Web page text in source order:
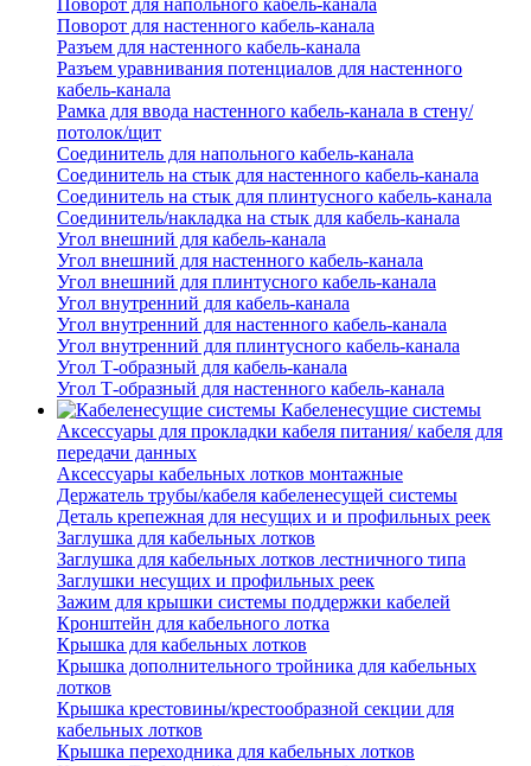
Поворот для напольного кабель-канала
Поворот для настенного кабель-канала
Разъем для настенного кабель-канала
Разъем уравнивания потенциалов для настенного
кабель-канала
Рамка для ввода настенного кабель-канала в стену/
потолок/щит
Соединитель для напольного кабель-канала
Соединитель на стык для настенного кабель-канала
Соединитель на стык для плинтусного кабель-канала
Соединитель/накладка на стык для кабель-канала
Угол внешний для кабель-канала
Угол внешний для настенного кабель-канала
Угол внешний для плинтусного кабель-канала
Угол внутренний для кабель-канала
Угол внутренний для настенного кабель-канала
Угол внутренний для плинтусного кабель-канала
Угол Т-образный для кабель-канала
Угол Т-образный для настенного кабель-канала
Кабеленесущие системы
Аксессуары для прокладки кабеля питания/ кабеля для
передачи данных
Аксессуары кабельных лотков монтажные
Держатель трубы/кабеля кабеленесущей системы
Деталь крепежная для несущих и и профильных реек
Заглушка для кабельных лотков
Заглушка для кабельных лотков лестничного типа
Заглушки несущих и профильных реек
Зажим для крышки системы поддержки кабелей
Кронштейн для кабельного лотка
Крышка для кабельных лотков
Крышка дополнительного тройника для кабельных
лотков
Крышка крестовины/крестообразной секции для
кабельных лотков
Крышка переходника для кабельных лотков